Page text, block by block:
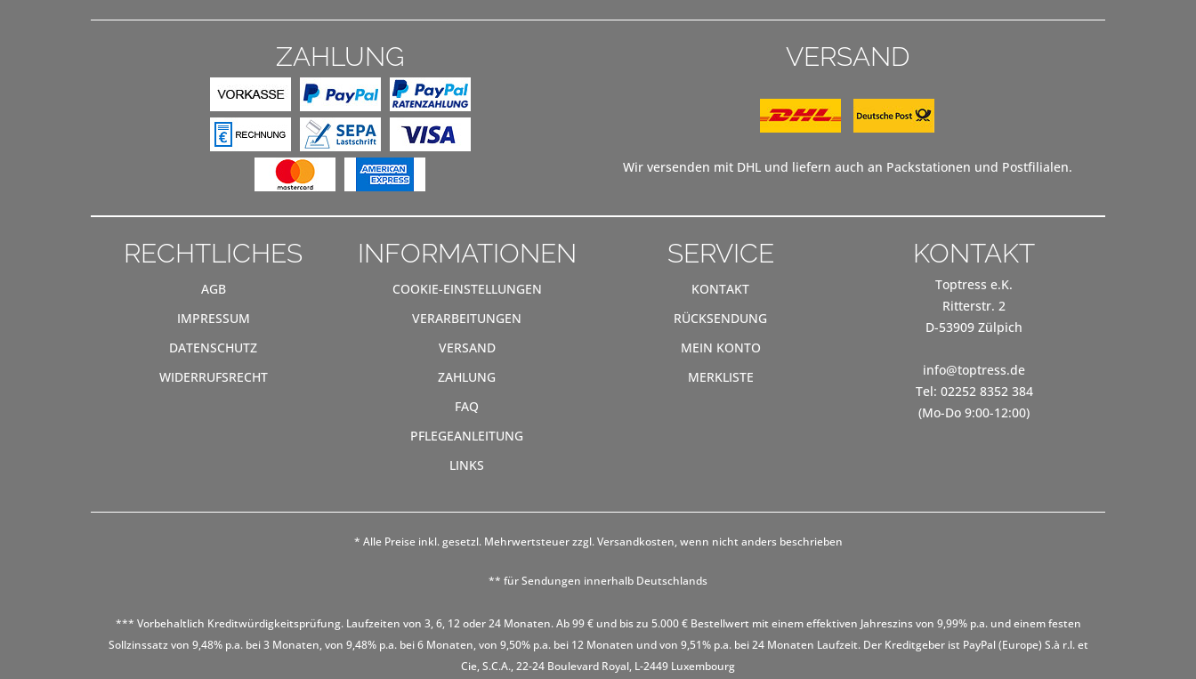
ZAHLUNG VERSAND
Wir versenden mit DHL und liefern auch an Packstationen und Postfilialen.
RECHTLICHES
AGB
IMPRESSUM
DATENSCHUTZ
WIDERRUFSRECHT
INFORMATIONEN
COOKIE-EINSTELLUNGEN
VERARBEITUNGEN
VERSAND
ZAHLUNG
FAQ
PFLEGEANLEITUNG
LINKS
SERVICE
KONTAKT
RÜCKSENDUNG
MEIN KONTO
MERKLISTE
KONTAKT
Toptress e.K.
Ritterstr. 2
D-53909 Zülpich
info@toptress.de
Tel: 02252 8352 384
(Mo-Do 9:00-12:00)
* Alle Preise inkl. gesetzl. Mehrwertsteuer zzgl.Versandkosten, wenn nicht anders beschrieben
** für Sendungen innerhalb Deutschlands
*** Vorbehaltlich Kreditwürdigkeitsprüfung. Laufzeiten von 3, 6, 12 oder 24 Monaten. Ab 99 € und bis zu 5.000 € Bestellwert mit einem effektiven Jahreszins von 9,99% p.a. und einem festen
Sollzinssatz von 9,48% p.a. bei 3 Monaten, von 9,48% p.a. bei 6 Monaten, von 9,50% p.a. bei 12 Monaten und von 9,51% p.a. bei 24 Monaten Laufzeit. Der Kreditgeber ist PayPal (Europe) S.à r.l. et
Cie, S.C.A., 22-24 Boulevard Royal, L-2449 Luxembourg